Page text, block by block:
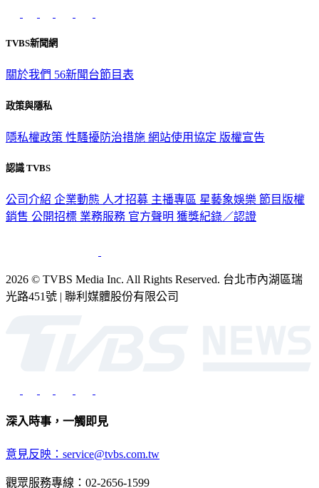
TVBS新聞網
關於我們 56新聞台節目表
政策與隱私
隱私權政策 性騷擾防治措施 網站使用協定 版權宣告
認識 TVBS
公司介紹 企業動態 人才招募 主播專區 星藝象娛樂 節目版權
銷售 公開招標 業務服務 官方聲明 獲獎紀錄／認證
2026 © TVBS Media Inc. All Rights Reserved. 台北市內湖區瑞
光路451號 | 聯利媒體股份有限公司
深入時事，一觸即見
意見反映：service@tvbs.com.tw
觀眾服務專線：02-2656-1599